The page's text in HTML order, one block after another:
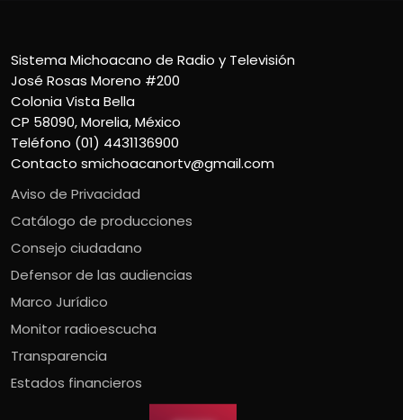
Sistema Michoacano de Radio y Televisión
José Rosas Moreno #200
Colonia Vista Bella
CP 58090, Morelia, México
Teléfono (01) 4431136900
Contacto smichoacanortv@gmail.com
Aviso de Privacidad
Catálogo de producciones
Consejo ciudadano
Defensor de las audiencias
Marco Jurídico
Monitor radioescucha
Transparencia
Estados financieros